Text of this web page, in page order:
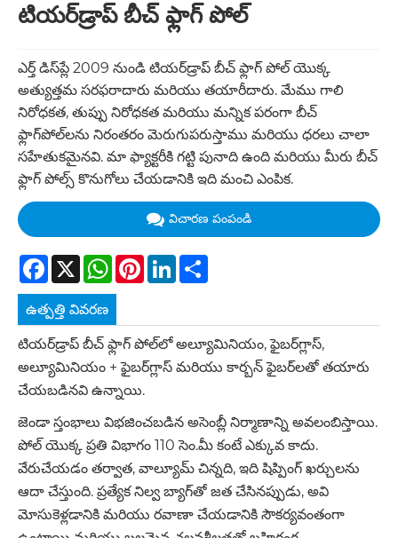
టియర్‌డ్రాప్ బీచ్ ఫ్లాగ్ పోల్
ఎర్త్ డిస్‌ప్లే 2009 నుండి టియర్‌డ్రాప్ బీచ్ ఫ్లాగ్ పోల్ యొక్క
అత్యుత్తమ సరఫరాదారు మరియు తయారీదారు. మేము గాలి
నిరోధకత, తుప్పు నిరోధకత మరియు మన్నిక పరంగా బీచ్
ఫ్లాగ్‌పోల్‌లను నిరంతరం మెరుగుపరుస్తాము మరియు ధరలు చాలా
సహేతుకమైనవి. మా ఫ్యాక్టరీకి గట్టి పునాది ఉంది మరియు మీరు బీచ్
ఫ్లాగ్ పోల్స్ కొనుగోలు చేయడానికి ఇది మంచి ఎంపిక.
విచారణ పంపండి
Facebook
X WhatsApp
Pinterest
LinkedIn
ఉత్పత్తి వివరణ
టియర్‌డ్రాప్ బీచ్ ఫ్లాగ్ పోల్‌లో అల్యూమినియం, ఫైబర్‌గ్లాస్,
అల్యూమినియం + ఫైబర్‌గ్లాస్ మరియు కార్బన్ ఫైబర్‌లతో తయారు
చేయబడినవి ఉన్నాయి.
జెండా స్తంభాలు విభజించబడిన అసెంబ్లీ నిర్మాణాన్ని అవలంబిస్తాయి.
పోల్ యొక్క ప్రతి విభాగం 110 సెం.మీ కంటే ఎక్కువ కాదు.
వేరుచేయడం తర్వాత, వాల్యూమ్ చిన్నది, ఇది షిప్పింగ్ ఖర్చులను
ఆదా చేస్తుంది. ప్రత్యేక నిల్వ బ్యాగ్‌తో జత చేసినప్పుడు, అవి
మోసుకెళ్లడానికి మరియు రవాణా చేయడానికి సౌకర్యవంతంగా